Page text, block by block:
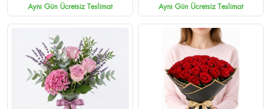
Aynı Gün Ücretsiz Teslimat Aynı Gün Ücretsiz Teslimat